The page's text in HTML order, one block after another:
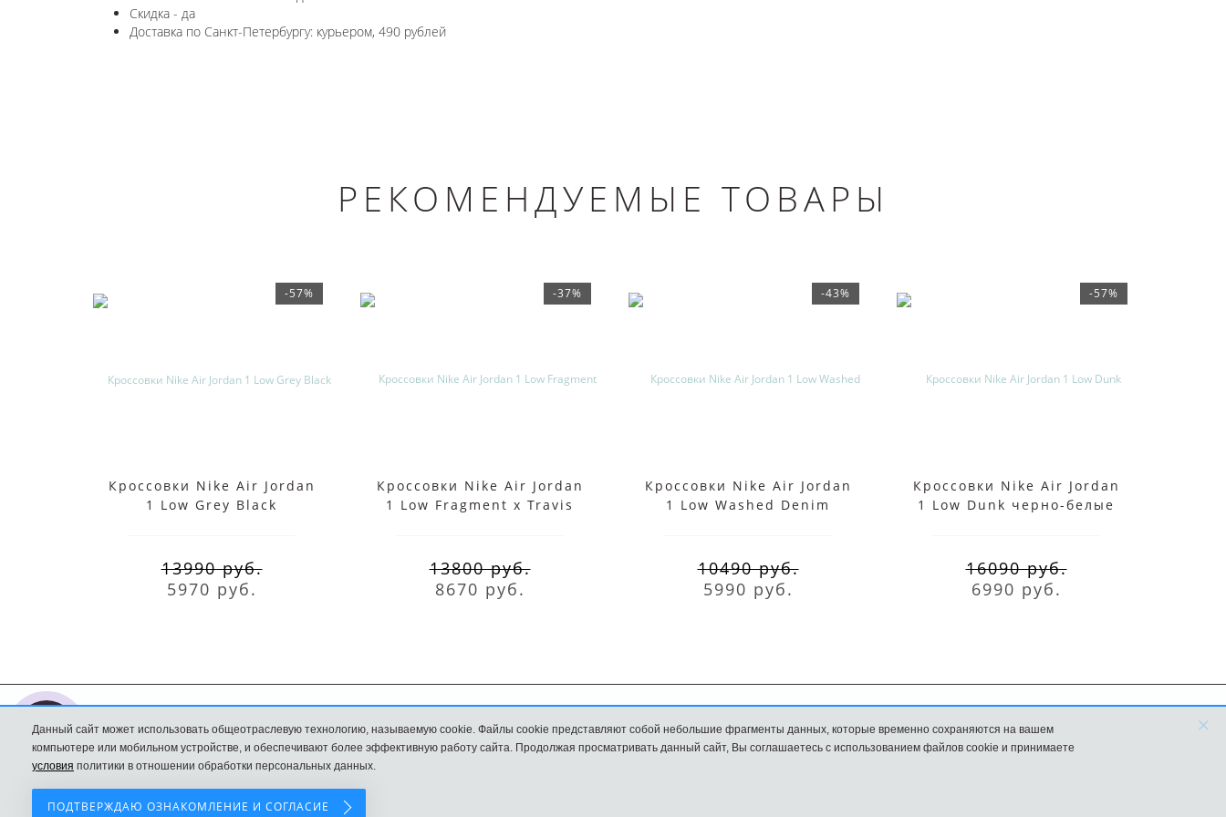
Скидка - да
Доставка по Санкт-Петербургу: курьером, 490 рублей
РЕКОМЕНДУЕМЫЕ ТОВАРЫ
-57%
Кроссовки Nike Air Jordan
1 Low Grey Black
13990 руб.
5970 руб.
-37%
Кроссовки Nike Air Jordan
1 Low Fragment x Travis
13800 руб.
8670 руб.
-43%
Кроссовки Nike Air Jordan
1 Low Washed Denim
10490 руб.
5990 руб.
-57%
Кроссовки Nike Air Jordan
1 Low Dunk черно-белые
16090 руб.
6990 руб.
Nike интернет
магазин
Доставка и оплата Обмен и возврат Размеры FAQ
Новости
Политика
Конфиденциальности
Данный сайт может использовать общеотраслевую технологию, называемую cookie. Файлы cookie представляют собой небольшие фрагменты данных, которые временно сохраняются на вашем
компьютере или мобильном устройстве, и обеспечивают более эффективную работу сайта. Продолжая просматривать данный сайт, Вы соглашаетесь с использованием файлов cookie и принимаете
условия политики в отношении обработки персональных данных.
×
ПОДТВЕРЖДАЮ ОЗНАКОМЛЕНИЕ И СОГЛАСИЕ